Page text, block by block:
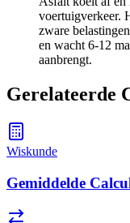
voertuigverkeer.
zware
en wacht 6-12
aanbrengt.
Gerelateerde
Wiskunde
Gemiddelde